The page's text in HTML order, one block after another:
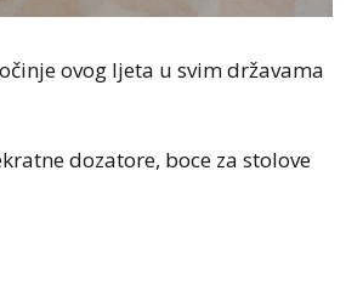
ovog ljeta u svim državama
dozatore, boce za stolove